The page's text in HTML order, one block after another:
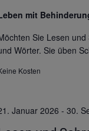
mit
Sie Lesen
Wörter. Sie üben
Kosten
Januar 2026 - 30.